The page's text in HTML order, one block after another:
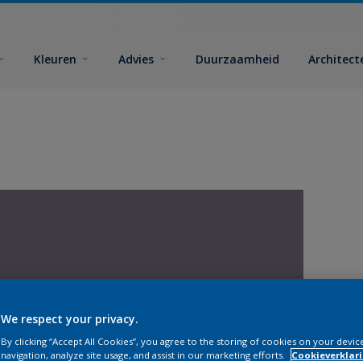
Kleuren Advies Duurzaamheid
We respect your privacy.
By clicking “Accept All Cookies”, you agree to the storing of cookies on your
navigation, analyze site usage, and assist in our marketing efforts.